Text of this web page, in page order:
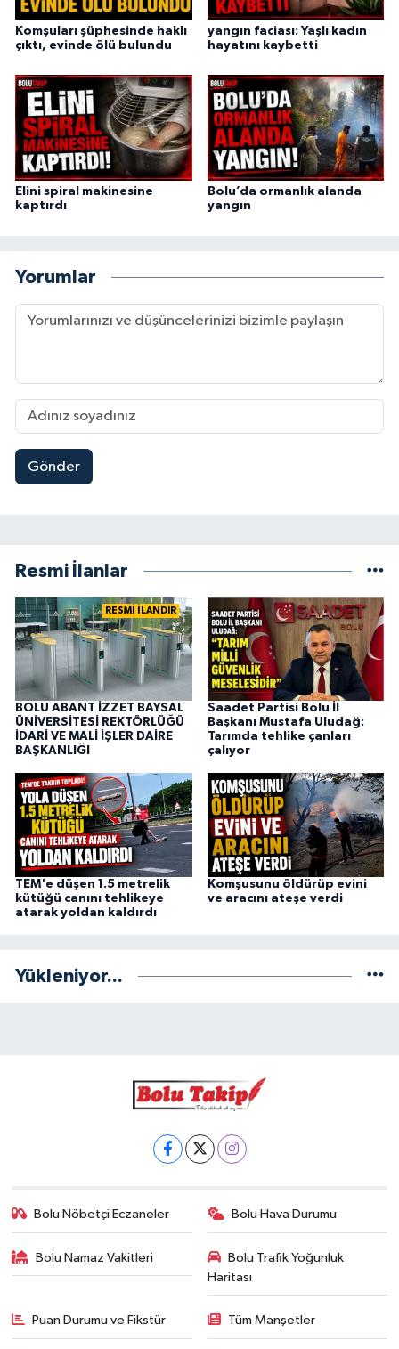
Komşuları şüphesinde haklı
çıktı, evinde ölü bulundu
yangın faciası: Yaşlı kadın
hayatını kaybetti
Elini spiral makinesine
kaptırdı
Bolu’da ormanlık alanda
yangın
Yorumlar
Gönder
Resmi İlanlar
RESMİ İLANDIR
BOLU ABANT İZZET BAYSAL
ÜNİVERSİTESİ REKTÖRLÜĞÜ
İDARİ VE MALİ İŞLER DAİRE
BAŞKANLIĞI
Saadet Partisi Bolu İl
Başkanı Mustafa Uludağ:
Tarımda tehlike çanları
çalıyor
TEM'e düşen 1.5 metrelik
kütüğü canını tehlikeye
atarak yoldan kaldırdı
Komşusunu öldürüp evini
ve aracını ateşe verdi
Yükleniyor...
Bolu Nöbetçi Eczaneler Bolu Hava Durumu
Bolu Namaz Vakitleri
Bolu Trafik Yoğunluk
Haritası
Puan Durumu ve Fikstür Tüm Manşetler